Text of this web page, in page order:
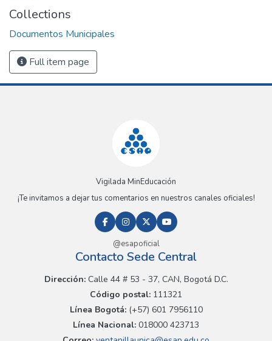
Collections
Documentos Municipales
Full item page
Vigilada MinEducación
¡Te invitamos a dejar tus comentarios en nuestros canales oficiales!
@esapoficial
Contacto Sede Central
Dirección:Calle 44 # 53 - 37, CAN, Bogotá D.C.
Código postal: 111321
Línea Bogotá:(+57) 601 7956110
Línea Nacional: 018000 423713